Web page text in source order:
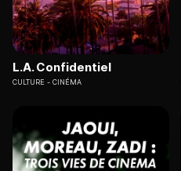
L.A. Confidentiel
CULTURE CINÉMA